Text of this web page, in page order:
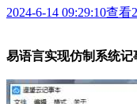
2024-6-14 09:29:10查看
易语言实现仿制系统